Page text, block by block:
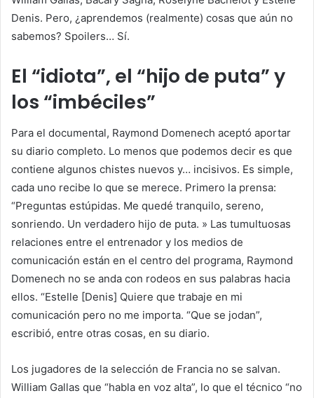
Denis. Pero, ¿aprendemos (realmente) cosas que aún no
sabemos? Spoilers… Sí.
El “idiota”, el “hijo de puta” y
los “imbéciles”
Para el documental, Raymond Domenech aceptó aportar
su diario completo. Lo menos que podemos decir es que
contiene algunos chistes nuevos y… incisivos. Es simple,
cada uno recibe lo que se merece. Primero la prensa:
“Preguntas estúpidas. Me quedé tranquilo, sereno,
sonriendo. Un verdadero hijo de puta. » Las tumultuosas
relaciones entre el entrenador y los medios de
comunicación están en el centro del programa, Raymond
Domenech no se anda con rodeos en sus palabras hacia
ellos. “Estelle [Denis] Quiere que trabaje en mi
comunicación pero no me importa. “Que se jodan”,
escribió, entre otras cosas, en su diario.
Los jugadores de la selección de Francia no se salvan.
William Gallas que “habla en voz alta”, lo que el técnico “no